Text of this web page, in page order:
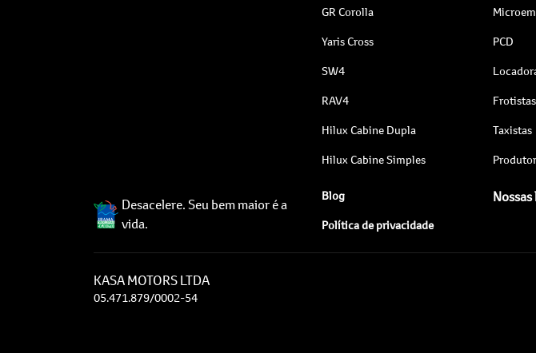
Desacelere. Seu bem maior é a
vida.
GR Corolla
Yaris Cross
SW4
RAV4
Hilux Cabine Dupla
Hilux Cabine Simples
PCD
Frotistas
Taxistas
Blog
Política de privacidade
Nossas
KASA MOTORS LTDA
05.471.879/0002-54